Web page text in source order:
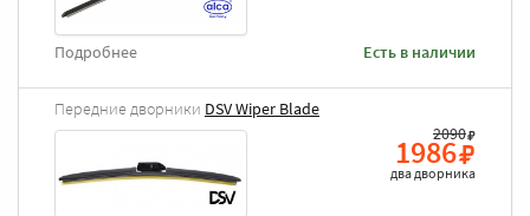
Есть в наличии
Подробнее
Передние дворники DSV Wiper Blade
2090
1986
два дворника